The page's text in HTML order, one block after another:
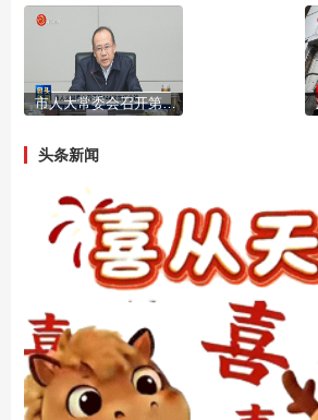
市人大常委会召开第144次主任会议
头条新闻